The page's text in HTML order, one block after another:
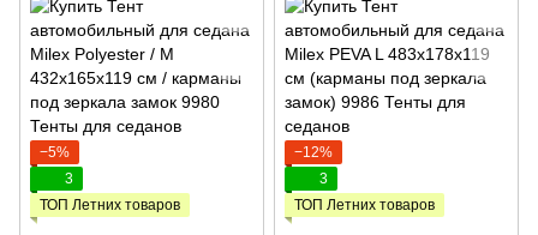
−5%
3
ТОП Летних товаров
−12%
3
ТОП Летних товаров